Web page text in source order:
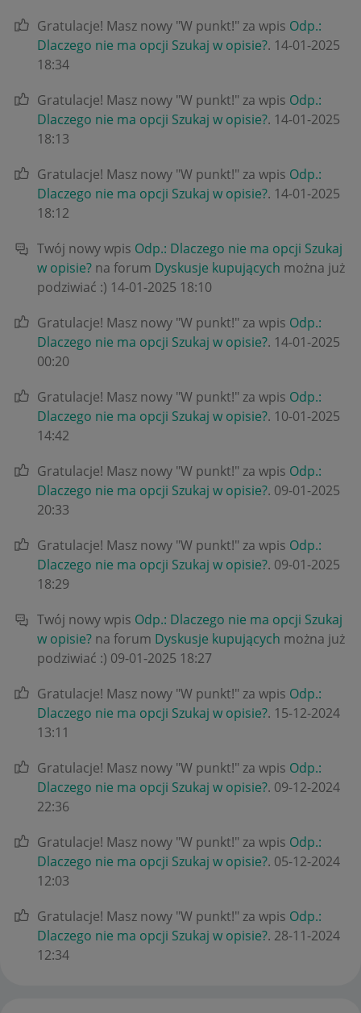
Gratulacje! Masz nowy "W punkt!" za wpis Odp.:
Dlaczego nie ma opcji Szukaj w opisie?. ‎14-01-2025
18:34
Gratulacje! Masz nowy "W punkt!" za wpis Odp.:
Dlaczego nie ma opcji Szukaj w opisie?. ‎14-01-2025
18:13
Gratulacje! Masz nowy "W punkt!" za wpis Odp.:
Dlaczego nie ma opcji Szukaj w opisie?. ‎14-01-2025
18:12
Twój nowy wpis Odp.: Dlaczego nie ma opcji Szukaj
w opisie? na forum Dyskusje kupujących można już
podziwiać :) ‎14-01-2025 18:10
Gratulacje! Masz nowy "W punkt!" za wpis Odp.:
Dlaczego nie ma opcji Szukaj w opisie?. ‎14-01-2025
00:20
Gratulacje! Masz nowy "W punkt!" za wpis Odp.:
Dlaczego nie ma opcji Szukaj w opisie?. ‎10-01-2025
14:42
Gratulacje! Masz nowy "W punkt!" za wpis Odp.:
Dlaczego nie ma opcji Szukaj w opisie?. ‎09-01-2025
20:33
Gratulacje! Masz nowy "W punkt!" za wpis Odp.:
Dlaczego nie ma opcji Szukaj w opisie?. ‎09-01-2025
18:29
Twój nowy wpis Odp.: Dlaczego nie ma opcji Szukaj
w opisie? na forum Dyskusje kupujących można już
podziwiać :) ‎09-01-2025 18:27
Gratulacje! Masz nowy "W punkt!" za wpis Odp.:
Dlaczego nie ma opcji Szukaj w opisie?. ‎15-12-2024
13:11
Gratulacje! Masz nowy "W punkt!" za wpis Odp.:
Dlaczego nie ma opcji Szukaj w opisie?. ‎09-12-2024
22:36
Gratulacje! Masz nowy "W punkt!" za wpis Odp.:
Dlaczego nie ma opcji Szukaj w opisie?. ‎05-12-2024
12:03
Gratulacje! Masz nowy "W punkt!" za wpis Odp.:
Dlaczego nie ma opcji Szukaj w opisie?. ‎28-11-2024
12:34